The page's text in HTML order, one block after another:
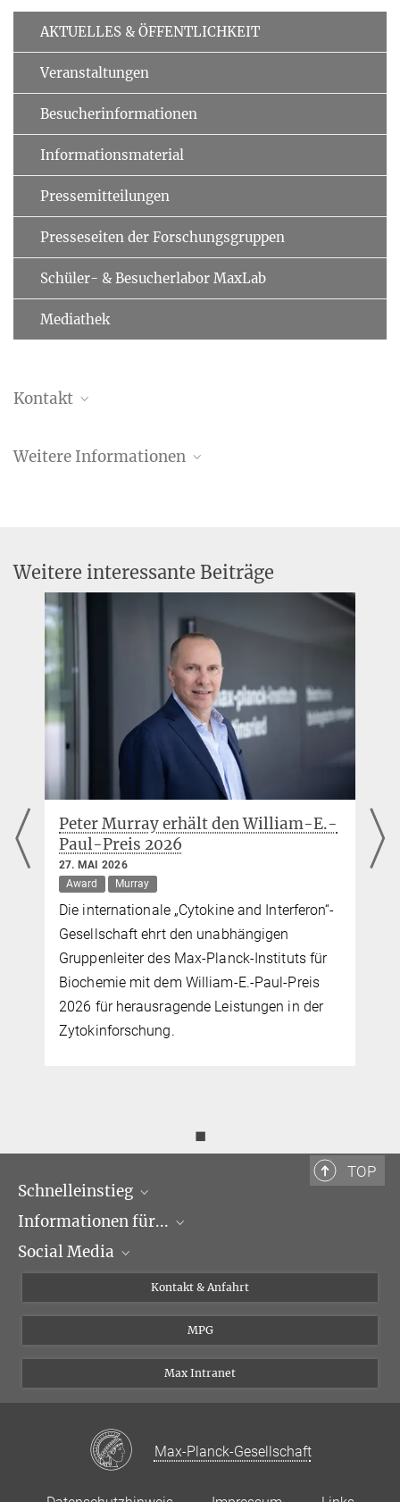
AKTUELLES & ÖFFENTLICHKEIT
Veranstaltungen
Besucherinformationen
Informationsmaterial
Pressemitteilungen
Presseseiten der Forschungsgruppen
Schüler- & Besucherlabor MaxLab
Mediathek
Kontakt
Nordmann
Forschungsgruppe „Molekulare und räumliche
Dr. Christiane Menzfeld
Leitung Presse- und Öffentlichkeitsarbeit
+49 (0) 89 8578-2824
Max-Planck-Institut für Biochemie, Martinsried
Weitere Informationen
ebnet den Weg für lebensrettende Behandlung bei
tödlicher Hautreaktion”
Oktober 2024
Weitere interessante Beiträge
Peter Murray erhält den William-E.-
Paul-Preis 2026
27. MAI 2026
Award
Murray
Die internationale „Cytokine and Interferon“-
Gesellschaft ehrt den unabhängigen
Gruppenleiter des Max-Planck-Instituts für
Biochemie mit dem William-E.-Paul-Preis
2026 für herausragende Leistungen in der
Zytokinforschung.
◼
TOP
Schnelleinstieg
Forschungsgruppen
Veranstaltungen
Informationen für...
Journalisten
Doktoranden
Social Media
Linked in
Kontakt & Anfahrt
MPG
Max Intranet
Max-Planck-Gesellschaft